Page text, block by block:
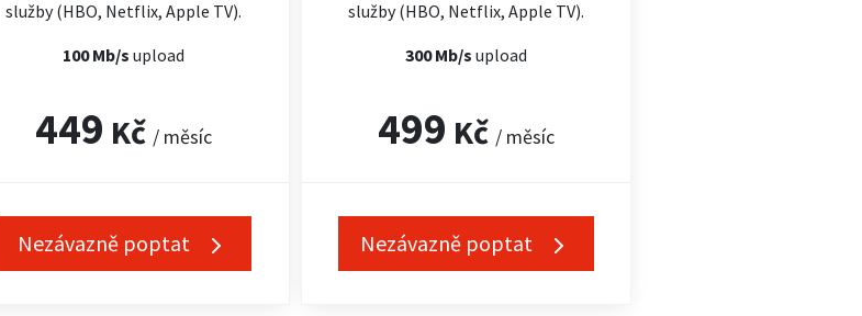
služby (HBO, Netflix, Apple TV).
100 Mb/supload
449 Kč / měsíc
Nezávazně poptat
služby (HBO, Netflix, Apple TV).
300 Mb/s upload
499 Kč / měsíc
Nezávazně poptat